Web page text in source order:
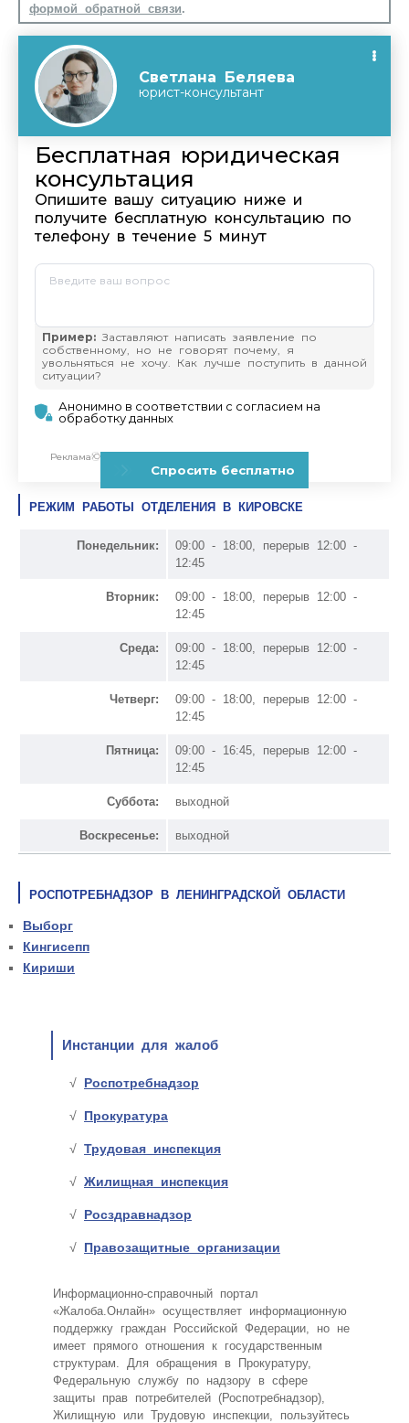
формой обратной связи.
РЕЖИМ РАБОТЫ ОТДЕЛЕНИЯ В КИРОВСКЕ
Понедельник:
09:00 - 18:00, перерыв 12:00 -
12:45
Вторник:
09:00 - 18:00, перерыв 12:00 -
12:45
Среда:
09:00 - 18:00, перерыв 12:00 -
12:45
Четверг:
09:00 - 18:00, перерыв 12:00 -
12:45
Пятница:
09:00 - 16:45, перерыв 12:00 -
12:45
Суббота: выходной
Воскресенье: выходной
РОСПОТРЕБНАДЗОР В ЛЕНИНГРАДСКОЙ ОБЛАСТИ
Выборг
Кингисепп
Кириши
Инстанции для жалоб
Роспотребнадзор
Прокуратура
Трудовая инспекция
Жилищная инспекция
Росздравнадзор
Правозащитные организации
Информационно-справочный портал
«Жалоба.Онлайн» осуществляет информационную
поддержку граждан Российской Федерации, но не
имеет прямого отношения к государственным
структурам. Для обращения в Прокуратуру,
Федеральную службу по надзору в сфере
защиты прав потребителей (Роспотребнадзор),
Жилищную или Трудовую инспекции, пользуйтесь